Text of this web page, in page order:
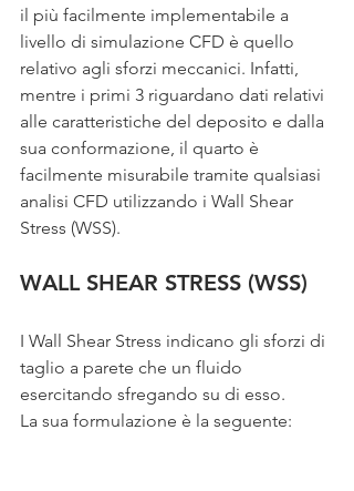
il più facilmente implementabile a
livello di simulazione CFD è quello
relativo agli sforzi meccanici. Infatti,
mentre i primi 3 riguardano dati relativi
alle caratteristiche del deposito e dalla
sua conformazione, il quarto è
facilmente misurabile tramite qualsiasi
analisi CFD utilizzando i Wall Shear
Stress (WSS).
WALL SHEAR STRESS (WSS)
I Wall Shear Stress indicano gli sforzi di
taglio a parete che un fluido
esercitando sfregando su di esso.
La sua formulazione è la seguente: